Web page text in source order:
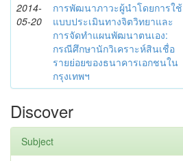
2014-
05-20
การพัฒนาภาวะผู้นำโดยการใช้
แบบประเมินทางจิตวิทยาและ
การจัดทำแผนพัฒนาตนเอง:
กรณีศึกษานักวิเคราะห์สินเชื่อ
รายย่อยของธนาคารเอกชนใน
กรุงเทพฯ
Discover
Subject